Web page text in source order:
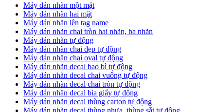
Máy dán nhãn một mặt
Máy dán nhãn hai mặt
Máy dán nhãn lên tag name
Máy dán nhãn chai tròn hai nhãn, ba nhãn
Máy dán nhãn tự động
Máy dán nhãn chai dẹp tự động
Máy dán nhãn chai oval tự động
Máy dán nhãn decal bao bì tự động
Máy dán nhãn decal chai vuông tự động
Máy dán nhãn decal chai tròn tự động
Máy dán nhãn decal bìa giấy tự động
Máy dán nhãn decal thùng carton tự động
Máy dán nhãn decal thùng nhựa, thùng sắt tự động